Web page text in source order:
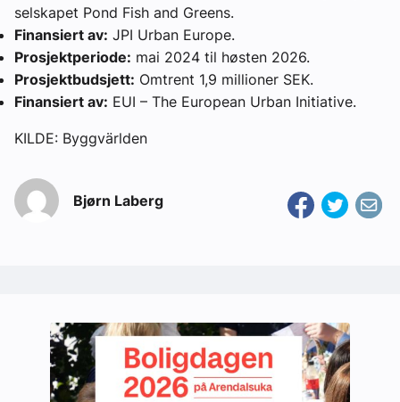
selskapet Pond Fish and Greens.
Finansiert av: JPI Urban Europe.
Prosjektperiode: mai 2024 til høsten 2026.
Prosjektbudsjett: Omtrent 1,9 millioner SEK.
Finansiert av: EUI – The European Urban Initiative.
KILDE: Byggvärlden
Bjørn Laberg